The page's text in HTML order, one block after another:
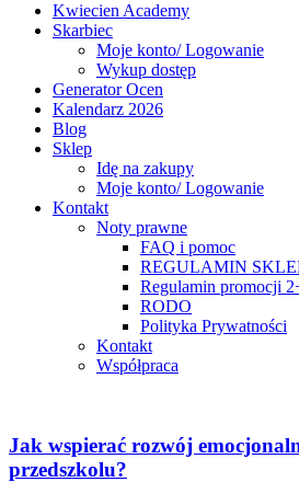
Kwiecien Academy
Skarbiec
Moje konto/ Logowanie
Wykup dostęp
Generator Ocen
Kalendarz 2026
Blog
Sklep
Idę na zakupy
Moje konto/ Logowanie
Kontakt
Noty prawne
FAQ i pomoc
REGULAMIN
Regulamin promocji
RODO
Polityka Prywatności
Kontakt
Współpraca
Jak wspierać rozwój
przedszkolu?